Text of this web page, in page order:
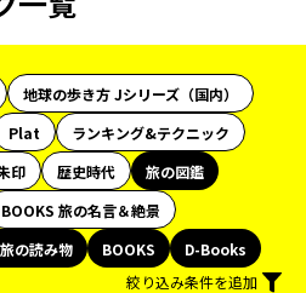
地球の歩き方 Jシリーズ（国内）
Plat
ランキング&テクニック
印 歴史時代
旅の図鑑
BOOKS 旅の名言＆絶景
の読み物 BOOKS
D-Books
絞り込み条件を追加